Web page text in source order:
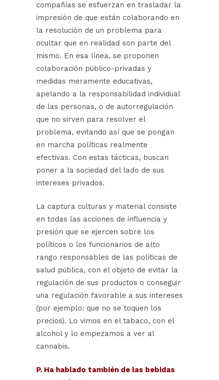
compañías se esfuerzan en trasladar la
impresión de que están colaborando en
la resolución de un problema para
ocultar que en realidad son parte del
mismo. En esa línea, se proponen
colaboración público-privadas y
medidas meramente educativas,
apelando a la responsabilidad individual
de las personas, o de autorregulación
que no sirven para resolver el
problema, evitando así que se pongan
en marcha políticas realmente
efectivas. Con estas tácticas, buscan
poner a la sociedad del lado de sus
intereses privados.
La captura culturas y material consiste
en todas las acciones de influencia y
presión que se ejercen sobre los
políticos o los funcionarios de alto
rango responsables de las políticas de
salud pública, con el objeto de evitar la
regulación de sus productos o conseguir
una regulación favorable a sus intereses
(por ejemplo: que no se toquen los
precios). Lo vimos en el tabaco, con el
alcohol y lo empezamos a ver al
cannabis.
P. Ha hablado también de las bebidas